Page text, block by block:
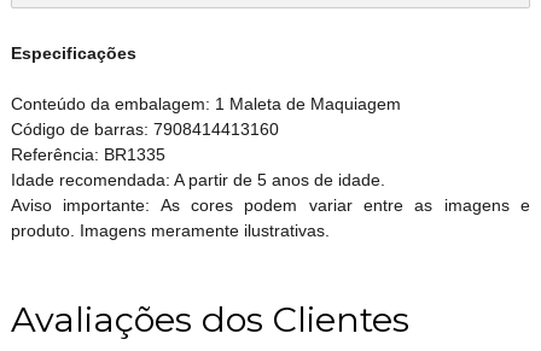
Especificações
Conteúdo da embalagem: 1 Maleta de Maquiagem
Código de barras: 7908414413160
Referência: BR1335
Idade recomendada: A partir de 5 anos de idade.
Aviso importante: As cores podem variar entre as imagens e
produto. Imagens meramente ilustrativas.
Avaliações dos Clientes